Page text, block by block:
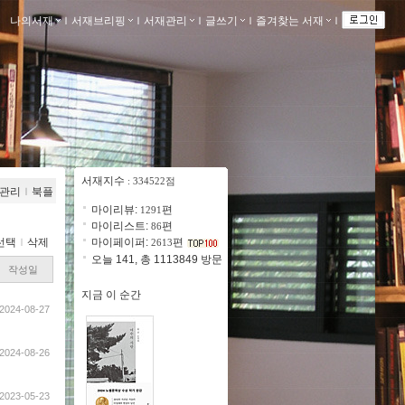
나의서재 ｌ 서재브리핑 ｌ 서재관리 ｌ 글쓰기 ｌ 즐겨찾는 서재 ｌ
리 ｌ 북플
택 ｌ 삭제
작성일
08-27
08-26
05-23
서재지수 : 334522점
마이리뷰: 1291편
마이리스트: 86편
마이페이퍼: 2613편
오늘 141, 총 1113849 방문
지금 이 순간